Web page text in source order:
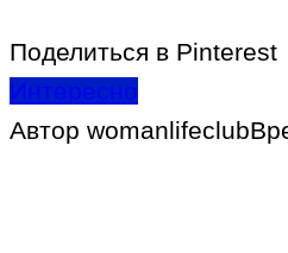
Поделиться в Pinterest
Интересно
Автор womanlifeclub